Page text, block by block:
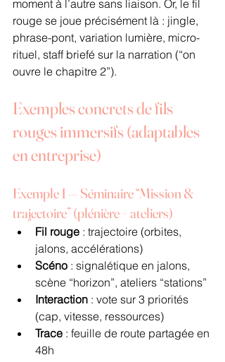
moment à l’autre sans liaison. Or, le fil
rouge se joue précisément là : jingle,
phrase-pont, variation lumière, micro-
rituel, staff briefé sur la narration (“on
ouvre le chapitre 2”).
Exemples concrets de fils
rouges immersifs (adaptables
en entreprise)
Exemple 1 — Séminaire “Mission &
trajectoire” (plénière + ateliers)
Fil rouge : trajectoire (orbites,
jalons, accélérations)
Scéno : signalétique en jalons,
scène “horizon”, ateliers “stations”
Interaction : vote sur 3 priorités
(cap, vitesse, ressources)
Trace : feuille de route partagée en
48h